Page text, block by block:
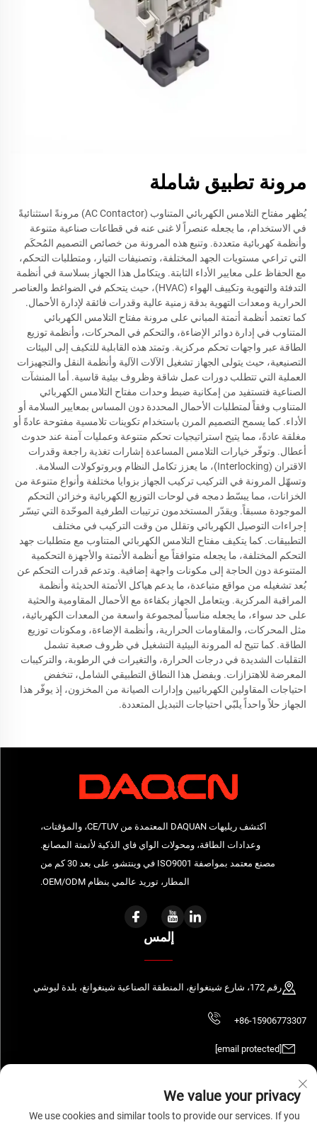
مرونة تطبيق شاملة
يُظهر مفتاح التلامس الكهربائي المتناوب (AC Contactor) مرونةً استثنائيةً
في الاستخدام، ما يجعله عنصراً لا غنى عنه في قطاعات صناعية متنوعة
وأنظمة كهربائية متعددة. وتنبع هذه المرونة من خصائص التصميم المُحكَم
التي تراعي مستويات الجهد المختلفة، وتصنيفات التيار، ومتطلبات التحكم،
مع الحفاظ على معايير الأداء الثابتة. ويتكامل هذا الجهاز بسلاسة في أنظمة
التدفئة والتهوية وتكييف الهواء (HVAC)، حيث يتحكم في الضواغط والعناصر
الحرارية ومعدات التهوية بدقة زمنية عالية وقدرات فائقة لإدارة الأحمال.
كما تعتمد أنظمة أتمتة المباني على مرونة مفتاح التلامس الكهربائي
المتناوب في إدارة دوائر الإضاءة، والتحكم في المحركات، وأنظمة توزيع
الطاقة عبر واجهات تحكم مركزية. وتمتد هذه القابلية للتكيف إلى البيئات
التصنيعية، حيث يتولى الجهاز تشغيل الآلات الآلية وأنظمة النقل والتجهيزات
العملية التي تتطلب دورات عمل شاقة وظروف بيئية قاسية. أما المنشآت
الصناعية فتستفيد من إمكانية ضبط وحدات مفتاح التلامس الكهربائي
المتناوب وفقاً لمتطلبات الأحمال المحددة دون المساس بمعايير السلامة أو
الأداء. كما يسمح التصميم المرن باستخدام تكوينات تلامسية مفتوحة عادةً أو
مغلقة عادةً، مما يتيح استراتيجيات تحكم متنوعة وعمليات آمنة عند حدوث
أعطال. وتوفّر خيارات التلامس المساعدة إشارات تغذية راجعة وقدرات
الاقتران (Interlocking)، ما يعزز تكامل النظام وبروتوكولات السلامة.
وتسهّل المرونة في التركيب تركيب الجهاز بزوايا مختلفة وأنواع متنوعة من
الخزانات، مما يبسّط دمجه في لوحات التوزيع الكهربائية وخزائن التحكم
الموجودة مسبقاً. ويقدّر المستخدمون ترتيبات الطرفية الموحّدة التي تيسّر
إجراءات التوصيل الكهربائي وتقلل من وقت التركيب في مختلف
التطبيقات. كما يتكيف مفتاح التلامس الكهربائي المتناوب مع متطلبات جهد
التحكم المختلفة، ما يجعله متوافقاً مع أنظمة الأتمتة والأجهزة التحكمية
المتنوعة دون الحاجة إلى مكونات واجهة إضافية. وتدعم قدرات التحكم عن
بُعد تشغيله من مواقع متباعدة، ما يدعم هياكل الأتمتة الحديثة وأنظمة
المراقبة المركزية. ويتعامل الجهاز بكفاءة مع الأحمال المقاومية والحثية
على حد سواء، ما يجعله مناسباً لمجموعة واسعة من المعدات الكهربائية،
مثل المحركات، والمقاومات الحرارية، وأنظمة الإضاءة، ومكونات توزيع
الطاقة. كما تتيح له المرونة البيئية التشغيل في ظروف صعبة تشمل
التقلبات الشديدة في درجات الحرارة، والتغيرات في الرطوبة، والتركيبات
المعرضة للاهتزازات. وبفضل هذا النطاق التطبيقي الشامل، تنخفض
احتياجات المقاولين الكهربائيين وإدارات الصيانة من المخزون، إذ يوفّر هذا
الجهاز حلاً واحداً يلبّي احتياجات التبديل المتعددة.
اكتشف ريليهات DAQUAN المعتمدة من CE/TUV، والمؤقتات،
وعدادات الطاقة، ومحولات الواي فاي الذكية لأتمتة المصانع.
مصنع معتمد بمواصفة ISO9001 في وينتشو، على بعد 30 كم من
المطار، توريد عالمي بنظام OEM/ODM.
إلمس
رقم 172، شارع شينغوانغ، المنطقة الصناعية شينغوانغ، بلدة ليوشي
+86-15906773307
حقوق الطبع والنشر © 2026 شركة ونزهو داكيوان للكهرباء المحدودة. جميع الحقوق
محفوظة. سياسة الخصوصية
We value your privacy
We use cookies and similar tools to provide our services. If you